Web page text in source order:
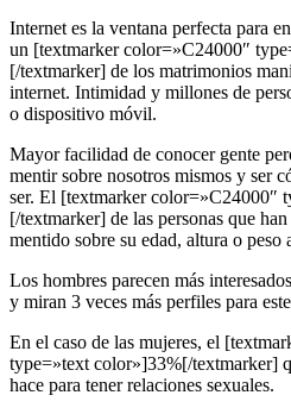
Internet es la ventana perfecta para
un [textmarker color=»C24000″
[/textmarker] de los matrimonios
internet. Intimidad y millones de
o dispositivo móvil.
Mayor facilidad de conocer gente
mentir sobre nosotros mismos y ser
ser. El [textmarker color=»C24000″
[/textmarker] de las personas que
mentido sobre su edad, altura o peso
Los hombres parecen más
y miran 3 veces más perfiles para
En el caso de las mujeres, el
type=»text color»]33%[/textmarker]
hace para tener relaciones sexuales.